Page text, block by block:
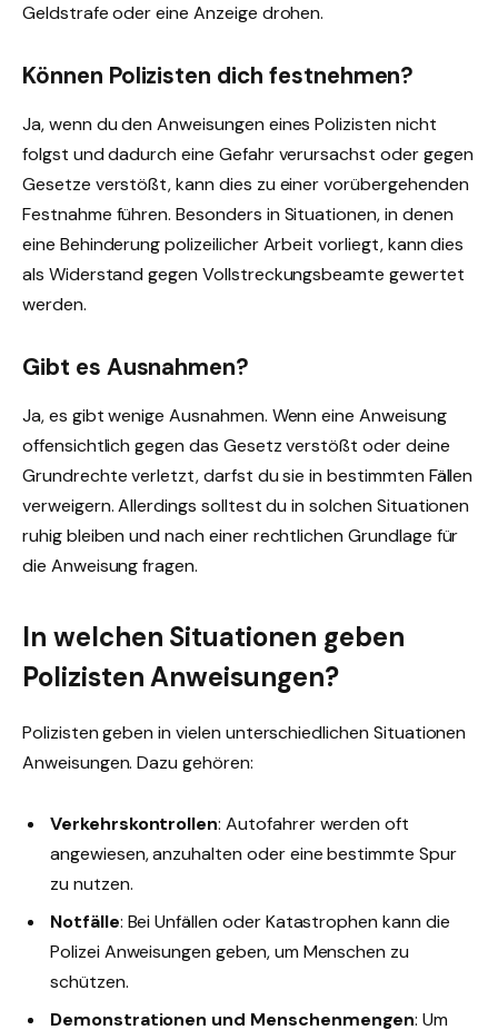
Geldstrafe oder eine Anzeige drohen.
Können Polizisten dich festnehmen?
Ja, wenn du den Anweisungen eines Polizisten nicht
folgst und dadurch eine Gefahr verursachst oder gegen
Gesetze verstößt, kann dies zu einer vorübergehenden
Festnahme führen. Besonders in Situationen, in denen
eine Behinderung polizeilicher Arbeit vorliegt, kann dies
als Widerstand gegen Vollstreckungsbeamte gewertet
werden.
Gibt es Ausnahmen?
Ja, es gibt wenige Ausnahmen. Wenn eine Anweisung
offensichtlich gegen das Gesetz verstößt oder deine
Grundrechte verletzt, darfst du sie in bestimmten Fällen
verweigern. Allerdings solltest du in solchen Situationen
ruhig bleiben und nach einer rechtlichen Grundlage für
die Anweisung fragen.
In welchen Situationen geben
Polizisten Anweisungen?
Polizisten geben in vielen unterschiedlichen Situationen
Anweisungen. Dazu gehören:
Verkehrskontrollen: Autofahrer werden oft
angewiesen, anzuhalten oder eine bestimmte Spur
zu nutzen.
Notfälle: Bei Unfällen oder Katastrophen kann die
Polizei Anweisungen geben, um Menschen zu
schützen.
Demonstrationen und Menschenmengen: Um